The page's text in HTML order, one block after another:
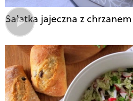
Sałatka jajeczna z